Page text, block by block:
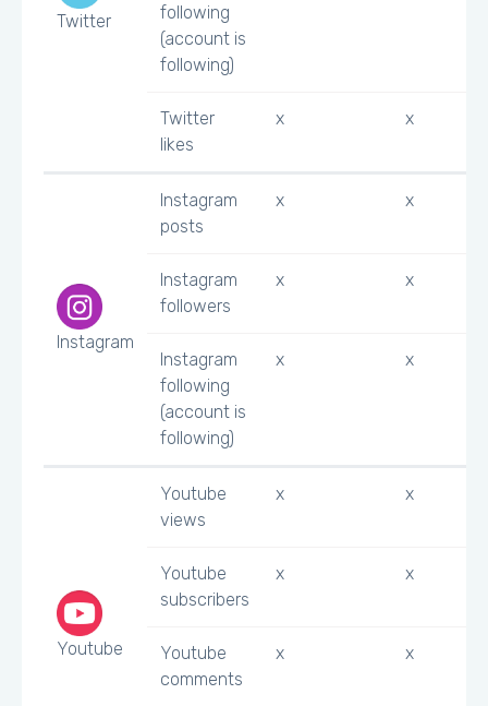
Twitter
following
(account is
following)
Twitter
likes
x x
Instagram
Instagram
posts
x x
Instagram
followers
x x
Instagram
following
(account is
following)
x x
Youtube
Youtube
views
x x
Youtube
subscribers
x x
Youtube
comments
x x